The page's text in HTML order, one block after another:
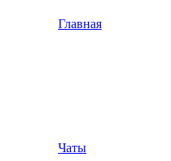
Главная
Чаты